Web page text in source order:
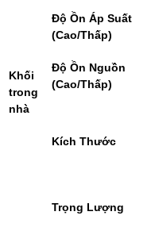
Khối
trong
nhà
Độ Ồn Áp Suất
(Cao/Thấp)
Độ Ồn Nguồn
(Cao/Thấp)
Kích Thước
Trọng Lượng